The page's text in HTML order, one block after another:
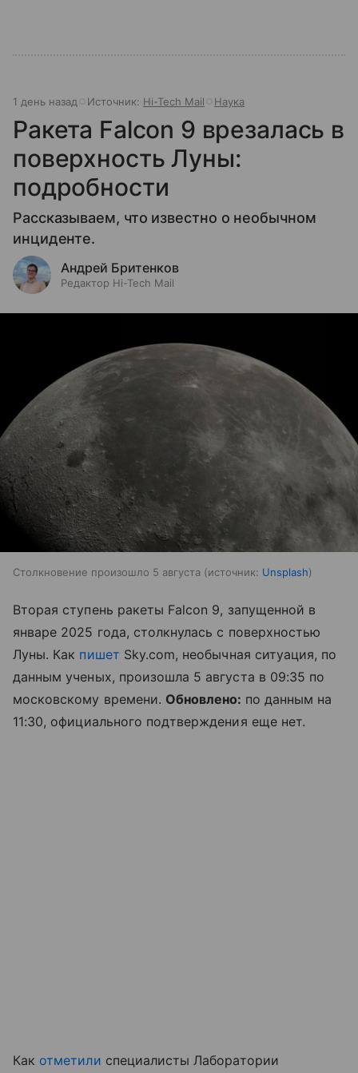
1 день назад Источник: Hi-Tech Mail Наука
Ракета Falcon 9 врезалась в
поверхность Луны:
подробности
Рассказываем, что известно о необычном
инциденте.
Андрей Бритенков
Редактор Hi-Tech Mail
Столкновение произошло 5 августа источник: Unsplash
Вторая ступень ракеты Falcon 9, запущенной в
январе 2025 года, столкнулась с поверхностью
Луны. Как пишет Sky.com, необычная ситуация, по
данным ученых, произошла 5 августа в 09:35 по
московскому времени. Обновлено: по данным на
11:30, официального подтверждения еще нет.
Как отметили специалисты Лаборатории